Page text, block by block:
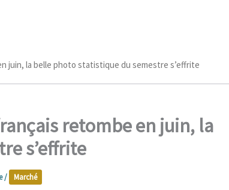
juin, la belle photo statistique du semestre s’effrite
retombe en juin, la
s’effrite
/ Marché